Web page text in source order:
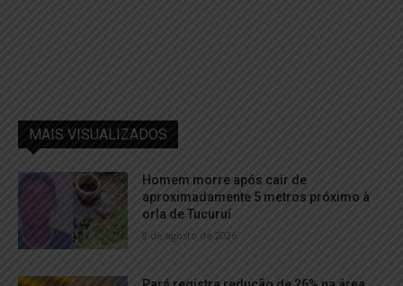
MAIS VISUALIZADOS
Homem morre após cair de
aproximadamente 5 metros próximo à
orla de Tucuruí
8 de agosto de 2026